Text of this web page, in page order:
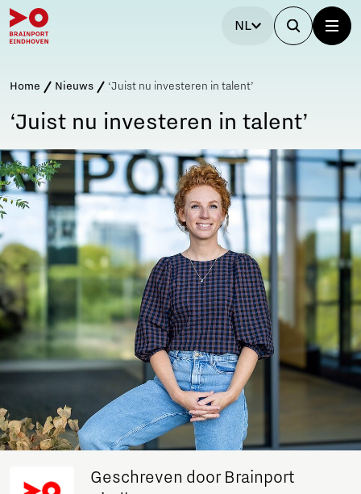
NL
Home Nieuws ‘Juist nu investeren in talent’
‘Juist nu investeren in talent’
Geschreven door Brainport